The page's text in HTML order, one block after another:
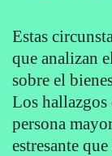
Estas
que analizan
sobre el
Los hallazgos
persona
estresante